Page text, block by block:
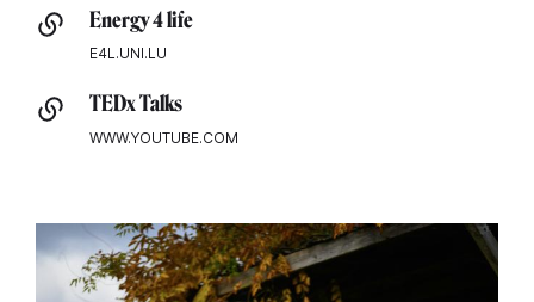
Energy 4 life
E4L.UNI.LU
TEDx Talks
WWW.YOUTUBE.COM